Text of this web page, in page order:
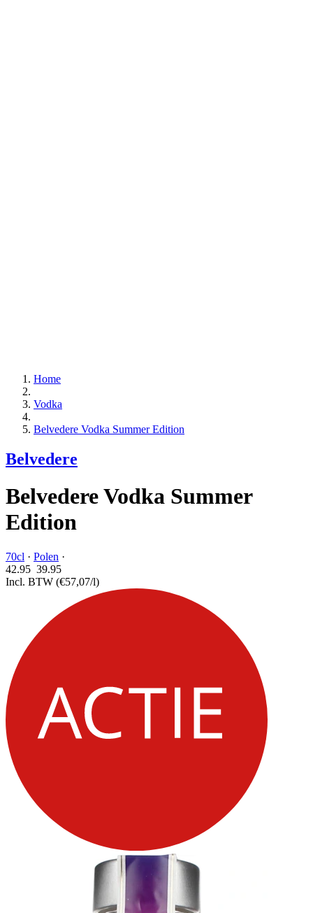
Home
Vodka
Belvedere Vodka Summer Edition
Belvedere
Belvedere Vodka Summer
Edition
70cl · Polen ·
42.95 39.95
Incl. BTW (€57,07/l)